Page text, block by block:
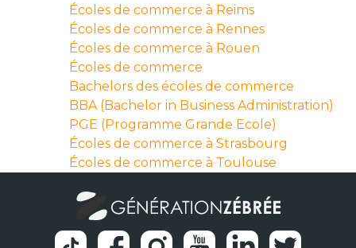
Écoles de commerce à Reims
Écoles de commerce à Rennes
Écoles de commerce à Rouen
Écoles de commerce
Bachelors des écoles de commerce
BBA (Bachelor in Business Administration)
PGE (Programme Grande Ecole)
Écoles de commerce à Strasbourg
Écoles de commerce à Toulouse